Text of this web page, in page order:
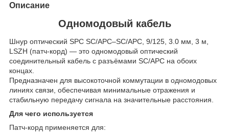
Описание
Одномодовый кабель
Шнур оптический SPC SC/APC–SC/APC, 9/125, 3.0 мм, 3 м,
LSZH (патч‑корд) — это одномодовый оптический
соединительный кабель с разъёмами SC/APC на обоих
концах.
Предназначен для высокоточной коммутации в одномодовых
линиях связи, обеспечивая минимальные отражения и
стабильную передачу сигнала на значительные расстояния.
Для чего используется
Патч‑корд применяется для: